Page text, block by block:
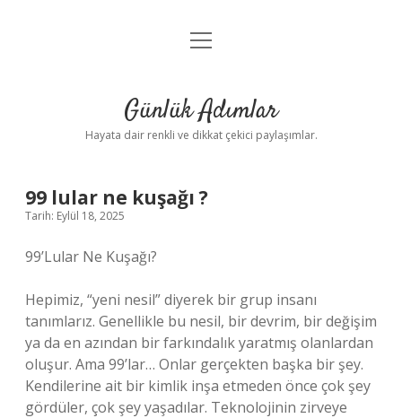
Anasayfa
Yasal Uyarı
menüyü
Günlük Adımlar
Hayata dair renkli ve dikkat çekici paylaşımlar.
99 lular ne kuşağı ?
Tarih: Eylül 18, 2025
99’Lular Ne Kuşağı?
Hepimiz, “yeni nesil” diyerek bir grup insanı
tanımlarız. Genellikle bu nesil, bir devrim, bir değişim
ya da en azından bir farkındalık yaratmış olanlardan
oluşur. Ama 99’lar… Onlar gerçekten başka bir şey.
Kendilerine ait bir kimlik inşa etmeden önce çok şey
gördüler, çok şey yaşadılar. Teknolojinin zirveye